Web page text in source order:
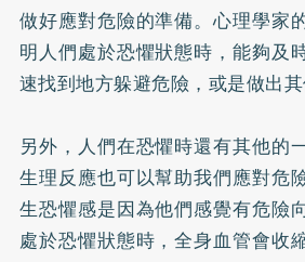
做好應對危險的準備。心理學家
明人們處於恐懼狀態時，能夠及
速找到地方躲避危險，或是做出其
另外，人們在恐懼時還有其他的
生理反應也可以幫助我們應對危
生恐懼感是因為他們感覺有危險
處於恐懼狀態時，全身血管會收